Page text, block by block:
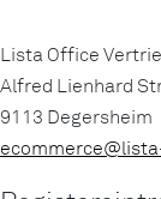
Lista Office
Alfred Lienhard
9113 Degersheim
ecommerce@